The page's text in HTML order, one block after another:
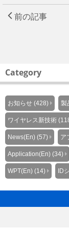
前の記事
Category
お知らせ (428) 製
ワイヤレス新技術
News(En) (57) ア
Application(En) (34)
WPT(En) (14) ID